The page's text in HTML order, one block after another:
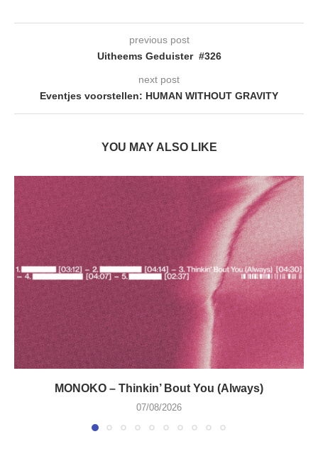
previous post
Uitheems Geduister #326
next post
Eventjes voorstellen: HUMAN WITHOUT GRAVITY
YOU MAY ALSO LIKE
MONOKO – Thinkin’ Bout You (Always)
07/08/2026